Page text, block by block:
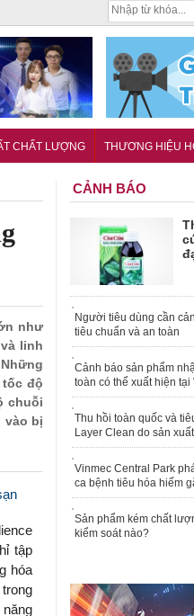
CHẤT LƯỢNG THƯƠNG HIỆU
như
linh
độ
chuỗi
vào bị
tập
hóa
CẢNH BÁO
Người tiêu dùng cần
tiêu chuẩn và an toàn
Cảnh báo sản phẩm
toàn có thể xuất hiện tại
Thu hồi toàn quốc và
Layer Clean do sản
Vinmec Central Park
ca bệnh tiêu hóa hiếm
Sản phẩm kém chất
kiểm soát nào?